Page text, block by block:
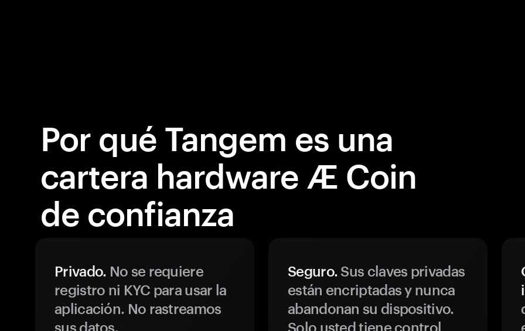
Por qué Tangem es una
cartera hardware Æ Coin
de confianza
Privado. No se requiere
registro ni KYC para usar la
aplicación. No rastreamos
sus datos.
Seguro. Sus claves privadas
están encriptadas y nunca
abandonan su dispositivo.
Solo usted tiene control